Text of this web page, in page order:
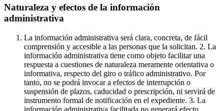
Naturaleza y efectos de la información
administrativa
La información administrativa será clara, concreta, de fácil
comprensión y accesible a las personas que la solicitan. 2. La
información administrativa tiene como objeto facilitar una
respuesta a cuestiones de naturaleza meramente orientativa o
informativa, respecto del giro o tráfico administrativo. Por
tanto, no se podrá invocar a efectos de interrupción o
suspensión de plazos, caducidad o prescripción, ni servirá de
instrumento formal de notificación en el expediente. 3. La
información administrativa facilitada no generará efecto